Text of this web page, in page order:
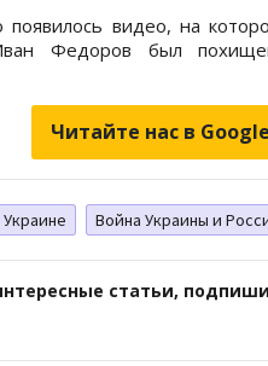
появилось видео, на
Федоров был
Читайте нас в
Война Украины и
статьи,